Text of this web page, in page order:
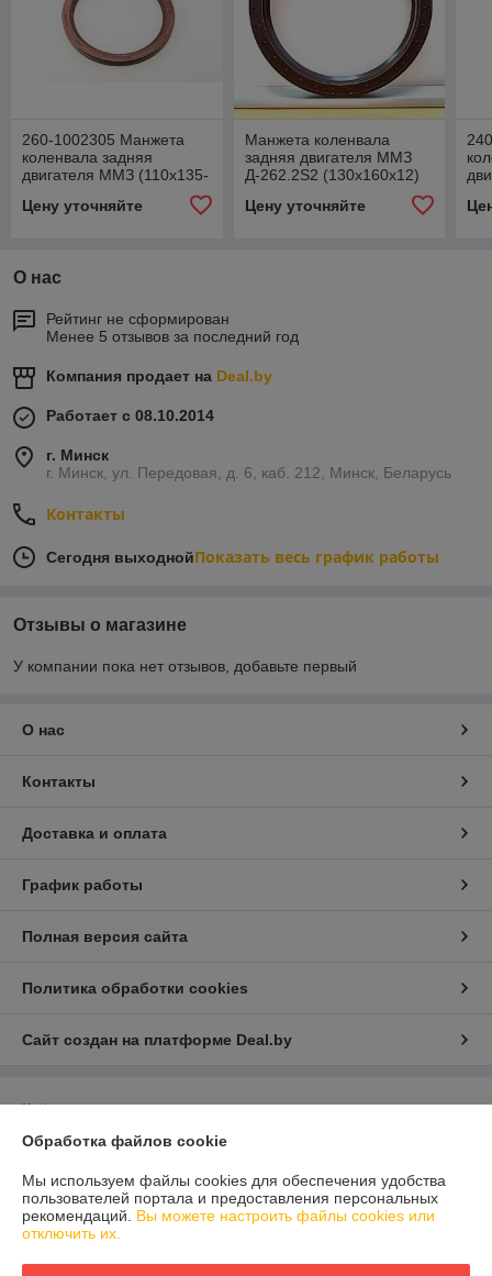
260-1002305 Манжета
коленвала задняя
двигателя ММЗ (110х135-
Цену уточняйте
Манжета коленвала
задняя двигателя ММЗ
Д-262.2S2 (130х160х12)
Цену уточняйте
О нас
Рейтинг не сформирован
Менее 5 отзывов за последний год
Компания продает на Deal.by
Работает с 08.10.2014
г. Минск
г. Минск, ул. Передовая, д. 6, каб. 212, Минск, Беларусь
Контакты
Сегодня выходнойПоказать весь график работы
Отзывы о магазине
У компании пока нет отзывов, добавьте первый
О нас
Контакты
Доставка и оплата
График работы
Полная версия сайта
Политика обработки cookies
Сайт создан на платформе Deal.by
Информация для покупателя
Юридическое лицо:Общество с ограниченной ответственностью
Республика Беларусь, г. Минск, ул. Передовая, д. 6, каб. 107
Регистрационный номер ЕГР: 192331490
Обработка файлов cookie
Мы используем файлы cookies для обеспечения удобства
пользователей портала и предоставления персональных
рекомендаций. Вы можете настроить файлы cookies или
отключить их.